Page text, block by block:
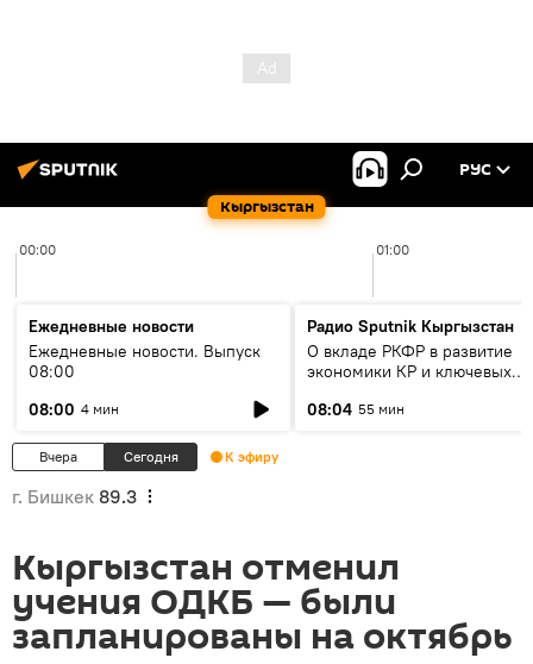
Кыргызстан
РУС
00:00 01:00
Ежедневные новости
Ежедневные новости. Выпуск
08:00
08:00 4 мин
Радио Sputnik Кыргызстан
О вкладе РКФР в развитие
экономики КР и ключевых
08:04 55 мин
Вчера Сегодня К эфиру
г. Бишкек 89.3
Кыргызстан отменил
учения ОДКБ — были
запланированы на октябрь